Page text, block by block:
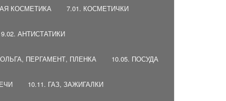
КОСМЕТИКА 7.01. КОСМЕТИЧКИ
9.02. АНТИСТАТИКИ
ПЕРГАМЕНТ, ПЛЕНКА 10.05. ПОСУДА
10.11. ГАЗ, ЗАЖИГАЛКИ